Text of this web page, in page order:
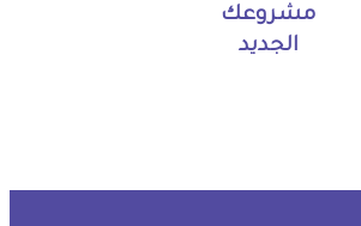
مشروعك
الجديد